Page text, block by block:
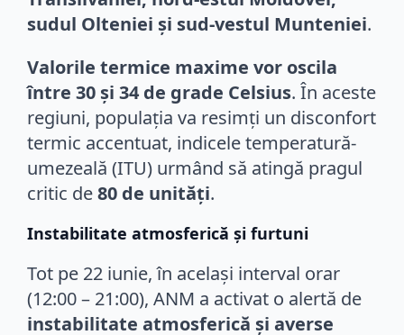
sudul Olteniei și sud-vestul Munteniei.
Valorile termice maxime vor oscila
între 30 și 34 de grade Celsius. În aceste
regiuni, populația va resimți un disconfort
termic accentuat, indicele temperatură-
umezeală (ITU) urmând să atingă pragul
critic de80 de unități.
Instabilitate atmosferică și furtuni
Tot pe 22 iunie, în același interval orar
(12:00 – 21:00), ANM a activat o alertă de
instabilitate atmosferică și averse